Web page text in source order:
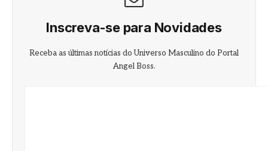
Inscreva-se para Novidades
Receba as últimas notícias do Universo Masculino do Portal
Angel Boss.